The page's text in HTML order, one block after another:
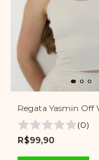
Regata Yasmin Off
(0)
R$99,90